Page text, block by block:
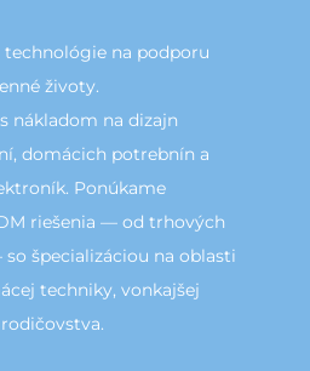
na podporu
životy.
nákladom na dizajn
domácich potrebnín a
Ponúkame
riešenia — od trhových
špecializáciou na oblasti
techniky, vonkajšej